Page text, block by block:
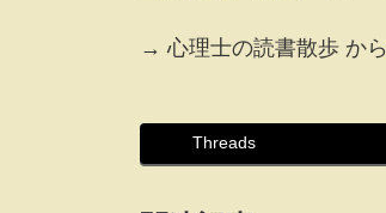
→ 心理士の読書散歩 から
Threads